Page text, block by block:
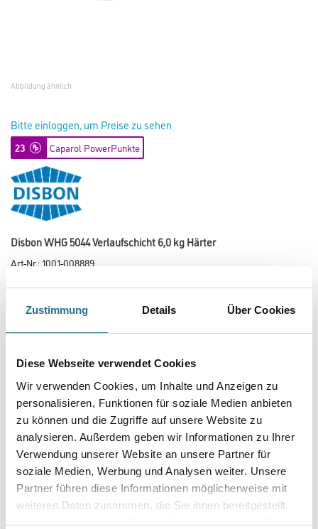
Zustimmung Details Über Cookies
Diese Webseite verwendet Cookies
Wir verwenden Cookies, um Inhalte und Anzeigen zu
personalisieren, Funktionen für soziale Medien anbieten
zu können und die Zugriffe auf unsere Website zu
analysieren. Außerdem geben wir Informationen zu Ihrer
Verwendung unserer Website an unsere Partner für
soziale Medien, Werbung und Analysen weiter. Unsere
Partner führen diese Informationen möglicherweise mit
weiteren Daten zusammen, die Sie ihnen bereitgestellt
haben oder die sie im Rahmen Ihrer Nutzung der Dienste
Abbildung ähnlich
Bitte einloggen, um Preise zu sehen
23 Caparol PowerPunkte
Disbon WHG 5044 Verlaufschicht 6,0 kg Härter
Art-Nr.:1001-008889
Glanzgrad
Gebinde